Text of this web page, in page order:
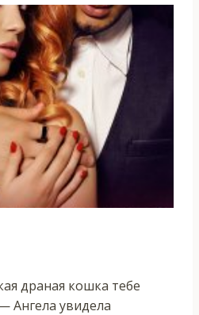
драная кошка тебе
Ангела увидела